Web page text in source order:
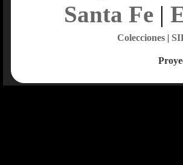
Santa Fe|
Colecciones|